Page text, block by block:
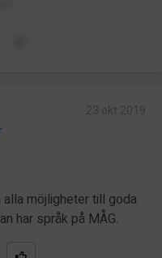
möjligheter till goda
har språk på MÅG.